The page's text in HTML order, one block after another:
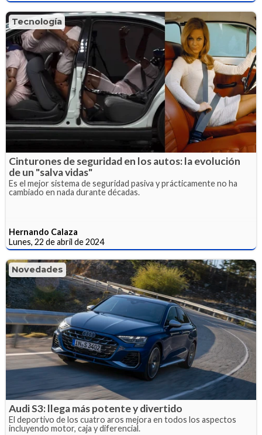
Tecnología
Cinturones de seguridad en los autos: la evolución
de un "salva vidas"
Es el mejor sistema de seguridad pasiva y prácticamente no ha
cambiado en nada durante décadas.
Hernando Calaza
Lunes, 22 de abril de 2024
Novedades
Audi S3: llega más potente y divertido
El deportivo de los cuatro aros mejora en todos los aspectos
incluyendo motor, caja y diferencial.